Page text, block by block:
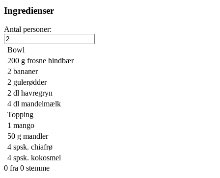
Ingredienser
Antal personer:
Bowl
200 g frosne hindbær
2 bananer
2 gulerødder
2 dl havregryn
4 dl mandelmælk
Topping
1 mango
50 g mandler
4 spsk. chiafrø
4 spsk. kokosmel
0 fra 0 stemme